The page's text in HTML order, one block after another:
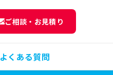
ご相談・お見積り
よくある質問